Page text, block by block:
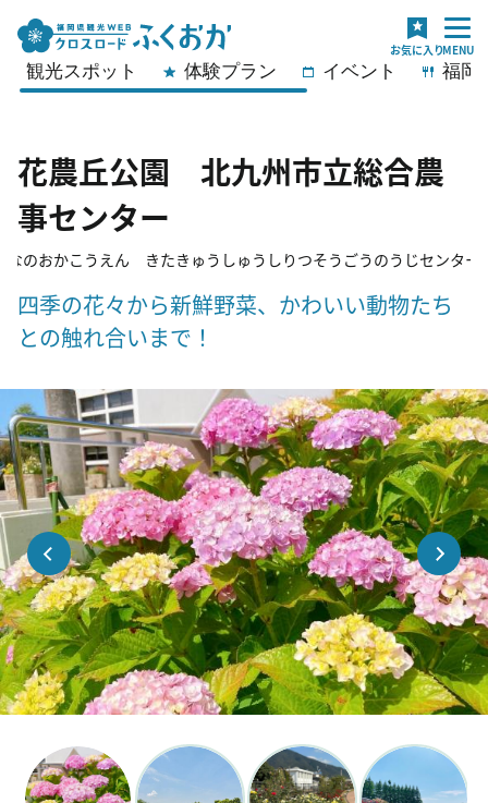
観光スポット 体験プラン イベント 福岡
花農丘公園 北九州市立総合農
事センター
なのおかこうえん きたきゅうしゅうしりつそうごうのうじセンタ
四季の花々から新鮮野菜、かわいい動物たち
との触れ合いまで！